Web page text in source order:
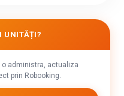
UNITĂȚI?
o administra, actualiza
prin Robooking.